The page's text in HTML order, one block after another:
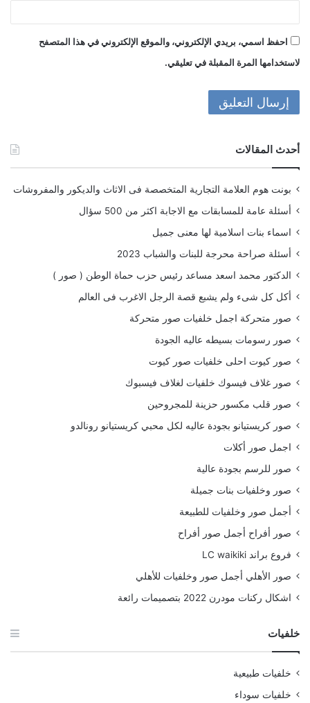
احفظ اسمي، بريدي الإلكتروني، والموقع الإلكتروني في هذا المتصفح
لاستخدامها المرة المقبلة في تعليقي.
أحدث المقالات
بونت هوم العلامة التجارية المتخصصة فى الاثاث والديكور والمفروشات
أسئلة عامة للمسابقات مع الاجابة اكثر من 500 سؤال
اسماء بنات اسلامية لها معنى جميل
أسئلة صراحة محرجة للبنات والشباب 2023
الدكتور محمد اسعد مساعد رئيس حزب حماة الوطن ( صور )
أكل كل شىء ولم يشبع قصة الرجل الاغرب فى العالم
صور متحركة اجمل خلفيات صور متحركة
صور رسومات بسيطه عاليه الجودة
صور كيوت احلى خلفيات صور كيوت
صور غلاف فيسوك خلفيات لغلاف فيسبوك
صور قلب مكسور حزينة للمجروحين
صور كريستيانو بجودة عاليه لكل محبي كريستيانو رونالدو
اجمل صور أكلات
صور للرسم بجودة عالية
صور وخلفيات بنات جميلة
أجمل صور وخلفيات للطبيعة
صور أفراح أجمل صور أفراح
فروع براند LC waikiki
صور الأهلي أجمل صور وخلفيات للأهلي
اشكال ركنات مودرن 2022 بتصميمات رائعة
خلفيات
خلفيات طبيعية
خلفيات سوداء